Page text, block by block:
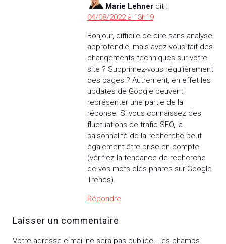
Marie Lehner dit :
04/08/2022 à 13h19
Bonjour, difficile de dire sans analyse
approfondie, mais avez-vous fait des
changements techniques sur votre
site ? Supprimez-vous régulièrement
des pages ? Autrement, en effet les
updates de Google peuvent
représenter une partie de la
réponse. Si vous connaissez des
fluctuations de trafic SEO, la
saisonnalité de la recherche peut
également être prise en compte
(vérifiez la tendance de recherche
de vos mots-clés phares sur Google
Trends).
Répondre
Laisser un commentaire
Votre adresse e-mail ne sera pas publiée. Les champs